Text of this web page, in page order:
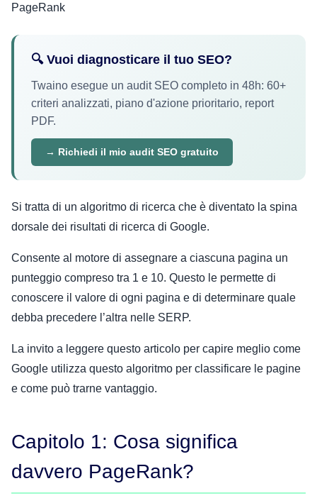
PageRank
🔍 Vuoi diagnosticare il tuo SEO?
Twaino esegue un audit SEO completo in 48h: 60+
criteri analizzati, piano d'azione prioritario, report
PDF.
→ Richiedi il mio audit SEO gratuito
Si tratta di un algoritmo di ricerca che è diventato la spina
dorsale dei risultati di ricerca di Google.
Consente al motore di assegnare a ciascuna pagina un
punteggio compreso tra 1 e 10. Questo le permette di
conoscere il valore di ogni pagina e di determinare quale
debba precedere l’altra nelle SERP.
La invito a leggere questo articolo per capire meglio come
Google utilizza questo algoritmo per classificare le pagine
e come può trarne vantaggio.
Capitolo 1: Cosa significa
davvero PageRank?